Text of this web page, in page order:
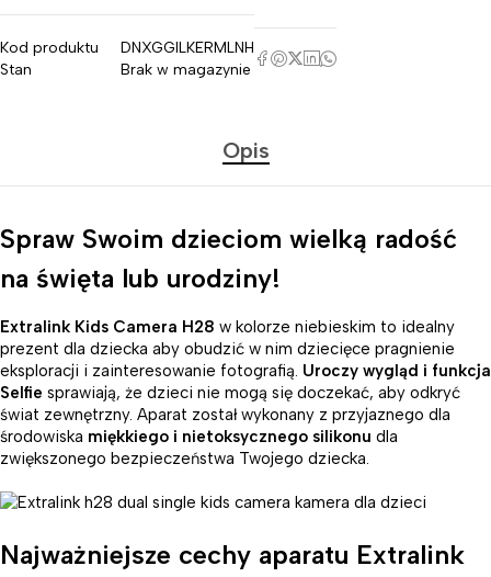
Kod produktu
DNXGGILKERMLNH
Stan
Brak w magazynie
Opis
Spraw Swoim dzieciom wielką radość
na święta lub urodziny!
Extralink Kids Camera H28 w kolorze niebieskim to idealny
prezent dla dziecka aby obudzić w nim dziecięce pragnienie
eksploracji i zainteresowanie fotografią. Uroczy wygląd i funkcja
Selfie sprawiają, że dzieci nie mogą się doczekać, aby odkryć
świat zewnętrzny. Aparat został wykonany z przyjaznego dla
środowiska miękkiego i nietoksycznego silikonu dla
zwiększonego bezpieczeństwa Twojego dziecka.
Najważniejsze cechy aparatu Extralink